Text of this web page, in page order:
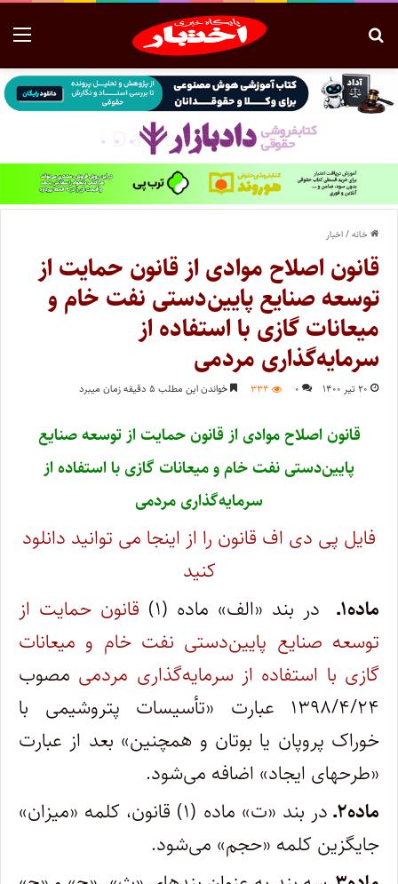
خانه/اخبار
قانون اصلاح موادی از قانون حمایت از
توسعه صنایع پایین‌دستی نفت خام و
میعانات گازی با استفاده از
سرمایه‌گذاری مردمی
۲۰ تیر ۱۴۰۰ ۰ ۳۳۴ خواندن این مطلب ۵ دقیقه زمان میبرد
قانون اصلاح موادی از قانون حمایت از توسعه صنایع
پایین‌دستی نفت خام و میعانات گازی با استفاده از
سرمایه‌گذاری مردمی
فایل پی دی اف قانون را از اینجا می توانید دانلود
کنید
ماده۱ـ در بند «الف» ماده (۱)
قانون حمایت از
توسعه صنایع پایین‌دستی نفت­ خام و میعانات
گازی با استفاده از سرمایه‌گذاری مردمی مصوب
۱۳۹۸/۴/۲۴ عبارت «تأسیسات پتروشیمی با
خوراک پروپان یا بوتان و همچنین» بعد از عبارت
«طرحهای ایجاد» اضافه می‌شود.
ماده۲ـ
در بند «ت» ماده (۱) قانون، کلمه «میزان»
جایگزین کلمه «حجم» می‌شود.